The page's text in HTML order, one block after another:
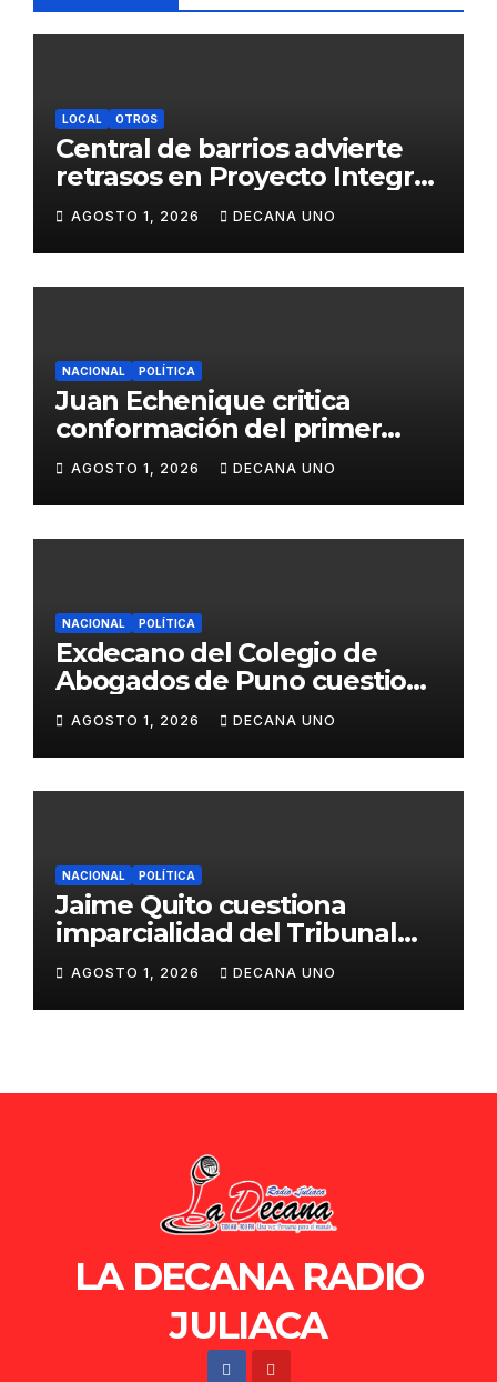
LOCAL OTROS
Central de barrios advierte
retrasos en Proyecto Integral
de Agua y Alcantarillado para
Juliaca
AGOSTO 1, 2026 DECANA UNO
NACIONAL POLÍTICA
Juan Echenique critica
conformación del primer
gabinete ministerial de Keiko
Fujimori
AGOSTO 1, 2026 DECANA UNO
NACIONAL POLÍTICA
Exdecano del Colegio de
Abogados de Puno cuestiona
propuestas sobre seguridad
ciudadana
AGOSTO 1, 2026 DECANA UNO
NACIONAL POLÍTICA
Jaime Quito cuestiona
imparcialidad del Tribunal
Constitucional tras liberación
de Ollanta Humala
AGOSTO 1, 2026 DECANA UNO
LA DECANA RADIO
JULIACA